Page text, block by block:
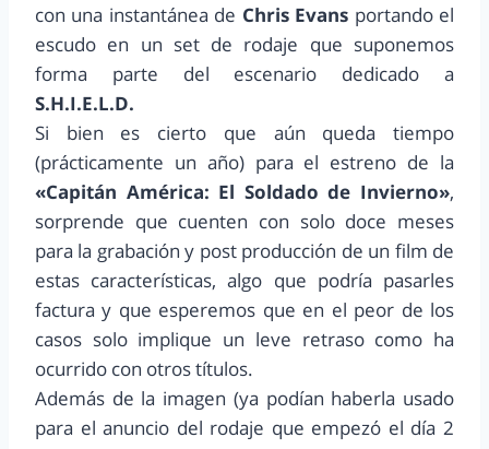
con una instantánea de Chris Evans portando el
escudo en un set de rodaje que suponemos
forma parte del escenario dedicado a
S.H.I.E.L.D.
Si bien es cierto que aún queda tiempo
(prácticamente un año) para el estreno de la
«Capitán América: El Soldado de Invierno»,
sorprende que cuenten con solo doce meses
para la grabación y post producción de un film de
estas características, algo que podría pasarles
factura y que esperemos que en el peor de los
casos solo implique un leve retraso como ha
ocurrido con otros títulos.
Además de la imagen (ya podían haberla usado
para el anuncio del rodaje que empezó el día 2